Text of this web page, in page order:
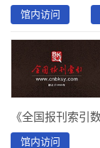
馆内访问
馆内访问